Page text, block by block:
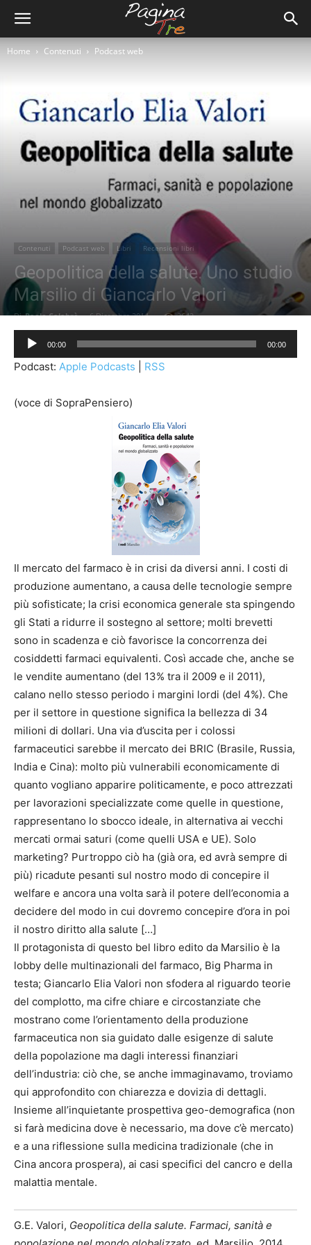
Home Contenuti Podcast web
Contenuti Podcast web Libri Recensioni libri
Geopolitica della salute. Uno studio
Marsilio di Giancarlo Valori
Di Paolo Calabrò - 6 Dicembre 2014 2642
Audio
Player
00:00 00:00
Podcast: Apple Podcasts RSS
(voce di SopraPensiero)
Il mercato del farmaco è in crisi da diversi anni. I costi di
produzione aumentano, a causa delle tecnologie sempre
più sofisticate; la crisi economica generale sta spingendo
gli Stati a ridurre il sostegno al settore; molti brevetti
sono in scadenza e ciò favorisce la concorrenza dei
cosiddetti farmaci equivalenti. Così accade che, anche se
le vendite aumentano (del 13% tra il 2009 e il 2011),
calano nello stesso periodo i margini lordi (del 4%). Che
per il settore in questione significa la bellezza di 34
milioni di dollari. Una via d’uscita per i colossi
farmaceutici sarebbe il mercato dei BRIC (Brasile, Russia,
India e Cina): molto più vulnerabili economicamente di
quanto vogliano apparire politicamente, e poco attrezzati
per lavorazioni specializzate come quelle in questione,
rappresentano lo sbocco ideale, in alternativa ai vecchi
mercati ormai saturi (come quelli USA e UE). Solo
marketing? Purtroppo ciò ha (già ora, ed avrà sempre di
più) ricadute pesanti sul nostro modo di concepire il
welfare e ancora una volta sarà il potere dell’economia a
decidere del modo in cui dovremo concepire d’ora in poi
il nostro diritto alla salute […]
Il protagonista di questo bel libro edito da Marsilio è la
lobby delle multinazionali del farmaco, Big Pharma in
testa; Giancarlo Elia Valori non sfodera al riguardo teorie
del complotto, ma cifre chiare e circostanziate che
mostrano come l’orientamento della produzione
farmaceutica non sia guidato dalle esigenze di salute
della popolazione ma dagli interessi finanziari
dell’industria: ciò che, se anche immaginavamo, troviamo
qui approfondito con chiarezza e dovizia di dettagli.
Insieme all’inquietante prospettiva geo-demografica (non
si farà medicina dove è necessario, ma dove c’è mercato)
e a una riflessione sulla medicina tradizionale (che in
Cina ancora prospera), ai casi specifici del cancro e della
malattia mentale.
G.E. Valori, Geopolitica della salute. Farmaci, sanità e